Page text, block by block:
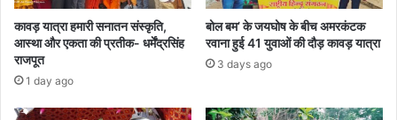
कावड़ यात्रा हमारी सनातन संस्कृति,
आस्था और एकता की प्रतीक- धर्मेंद्रसिंह
राजपूत
1 day ago
बोल बम’ के जयघोष के बीच अमरकंटक
रवाना हुई 41 युवाओं की दौड़ कावड़ यात्रा
3 days ago